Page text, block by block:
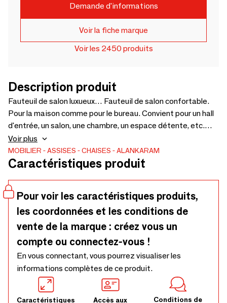
Demande d'informations
Voir la fiche marque
Voir les 2450 produits
Description produit
Fauteuil de salon luxueux… Fauteuil de salon confortable.
Pour la maison comme pour le bureau. Convient pour un hall
d'entrée, un salon, une chambre, un espace détente, etc.
Fauteuils également disponibles en différentes couleurs et
revêtements. Le coût du tissu d'ameublement sera facturé
en supplément selon le choix – 650 x 645 x 815 cm.
Voir plus
MOBILIER ASSISES CHAISES ALANKARAM
Caractéristiques produit
Pour voir les caractéristiques produits,
les coordonnées et les conditions de
vente de la marque : créez vous un
compte ou connectez-vous !
En vous connectant, vous pourrez visualiser les
informations complètes de ce produit.
Caractéristiques
Accès aux
Conditions de